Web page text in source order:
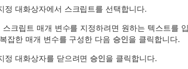
정 대화상자에서 스크립트를 선택합니다.
스크립트 매개 변수를 지정하려면 원하는 텍스트를
잡한 매개 변수를 구성한 다음 승인을 클릭합니다.
정 대화상자를 닫으려면 승인을 클릭합니다.